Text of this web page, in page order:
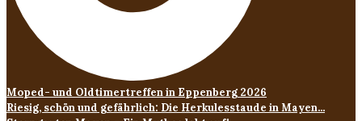
Moped- und Oldtimertreffen in Eppenberg 2026
Riesig, schön und gefährlich: Die Herkulesstaude in Mayen...